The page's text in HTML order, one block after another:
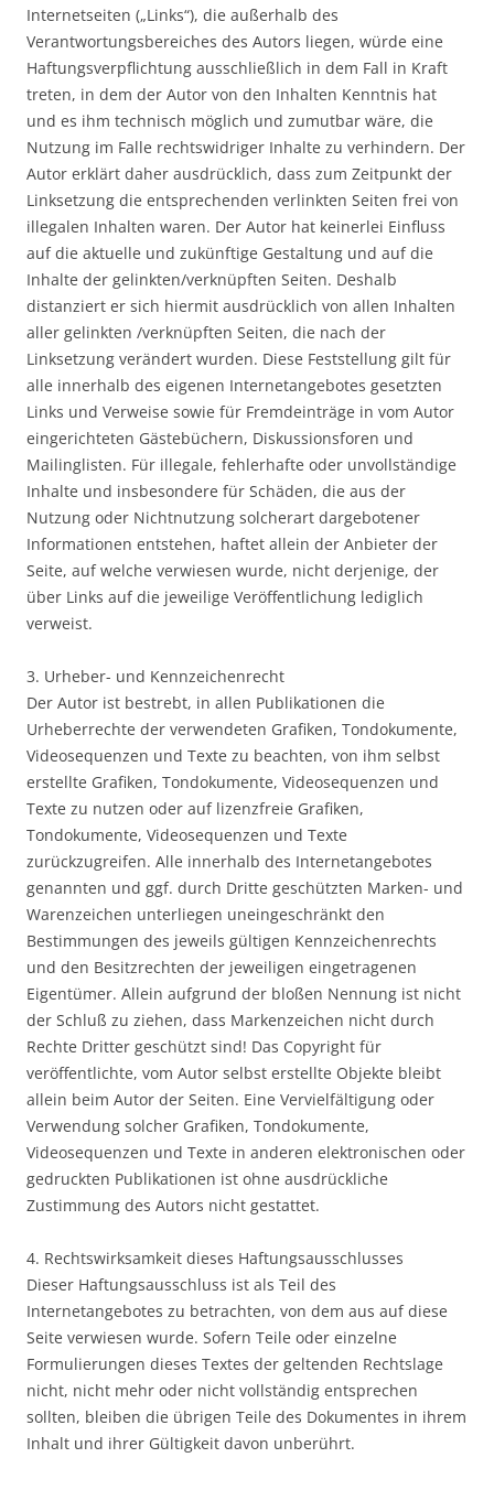
Internetseiten („Links“), die außerhalb des
Verantwortungsbereiches des Autors liegen, würde eine
Haftungsverpflichtung ausschließlich in dem Fall in Kraft
treten, in dem der Autor von den Inhalten Kenntnis hat
und es ihm technisch möglich und zumutbar wäre, die
Nutzung im Falle rechtswidriger Inhalte zu verhindern. Der
Autor erklärt daher ausdrücklich, dass zum Zeitpunkt der
Linksetzung die entsprechenden verlinkten Seiten frei von
illegalen Inhalten waren. Der Autor hat keinerlei Einfluss
auf die aktuelle und zukünftige Gestaltung und auf die
Inhalte der gelinkten/verknüpften Seiten. Deshalb
distanziert er sich hiermit ausdrücklich von allen Inhalten
aller gelinkten /verknüpften Seiten, die nach der
Linksetzung verändert wurden. Diese Feststellung gilt für
alle innerhalb des eigenen Internetangebotes gesetzten
Links und Verweise sowie für Fremdeinträge in vom Autor
eingerichteten Gästebüchern, Diskussionsforen und
Mailinglisten. Für illegale, fehlerhafte oder unvollständige
Inhalte und insbesondere für Schäden, die aus der
Nutzung oder Nichtnutzung solcherart dargebotener
Informationen entstehen, haftet allein der Anbieter der
Seite, auf welche verwiesen wurde, nicht derjenige, der
über Links auf die jeweilige Veröffentlichung lediglich
verweist.
3. Urheber- und Kennzeichenrecht
Der Autor ist bestrebt, in allen Publikationen die
Urheberrechte der verwendeten Grafiken, Tondokumente,
Videosequenzen und Texte zu beachten, von ihm selbst
erstellte Grafiken, Tondokumente, Videosequenzen und
Texte zu nutzen oder auf lizenzfreie Grafiken,
Tondokumente, Videosequenzen und Texte
zurückzugreifen. Alle innerhalb des Internetangebotes
genannten und ggf. durch Dritte geschützten Marken- und
Warenzeichen unterliegen uneingeschränkt den
Bestimmungen des jeweils gültigen Kennzeichenrechts
und den Besitzrechten der jeweiligen eingetragenen
Eigentümer. Allein aufgrund der bloßen Nennung ist nicht
der Schluß zu ziehen, dass Markenzeichen nicht durch
Rechte Dritter geschützt sind! Das Copyright für
veröffentlichte, vom Autor selbst erstellte Objekte bleibt
allein beim Autor der Seiten. Eine Vervielfältigung oder
Verwendung solcher Grafiken, Tondokumente,
Videosequenzen und Texte in anderen elektronischen oder
gedruckten Publikationen ist ohne ausdrückliche
Zustimmung des Autors nicht gestattet.
4. Rechtswirksamkeit dieses Haftungsausschlusses
Dieser Haftungsausschluss ist als Teil des
Internetangebotes zu betrachten, von dem aus auf diese
Seite verwiesen wurde. Sofern Teile oder einzelne
Formulierungen dieses Textes der geltenden Rechtslage
nicht, nicht mehr oder nicht vollständig entsprechen
sollten, bleiben die übrigen Teile des Dokumentes in ihrem
Inhalt und ihrer Gültigkeit davon unberührt.